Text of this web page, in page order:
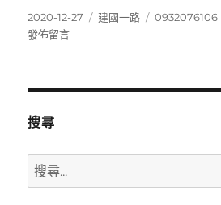
發
佈
2020-12-27
分
建國一路
標
0932076106
發佈留言
搜尋
搜
尋